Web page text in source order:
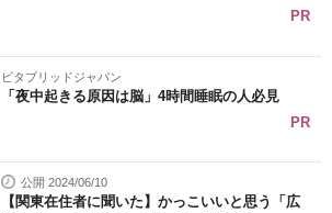
PR
ビタブリッドジャパン
「夜中起きる原因は脳」4時間睡眠の人必見
PR
公開 2024/06/10
【関東在住者に聞いた】かっこいいと思う「広